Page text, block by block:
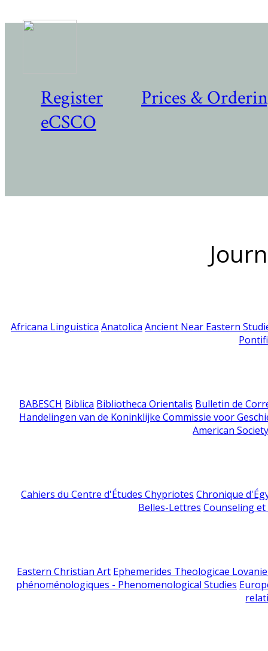
Register
Prices &
eCSCO
Africana Linguistica Anatolica Ancient Near Eastern
BABESCH Biblica Bibliotheca Orientalis Bulletin de
Handelingen van de Koninklijke Commissie voor
American
Cahiers du Centre d'Études Chypriotes Chronique
Belles-Lettres Counseling
Eastern Christian Art Ephemerides Theologicae
phénoménologiques - Phenomenological Studies